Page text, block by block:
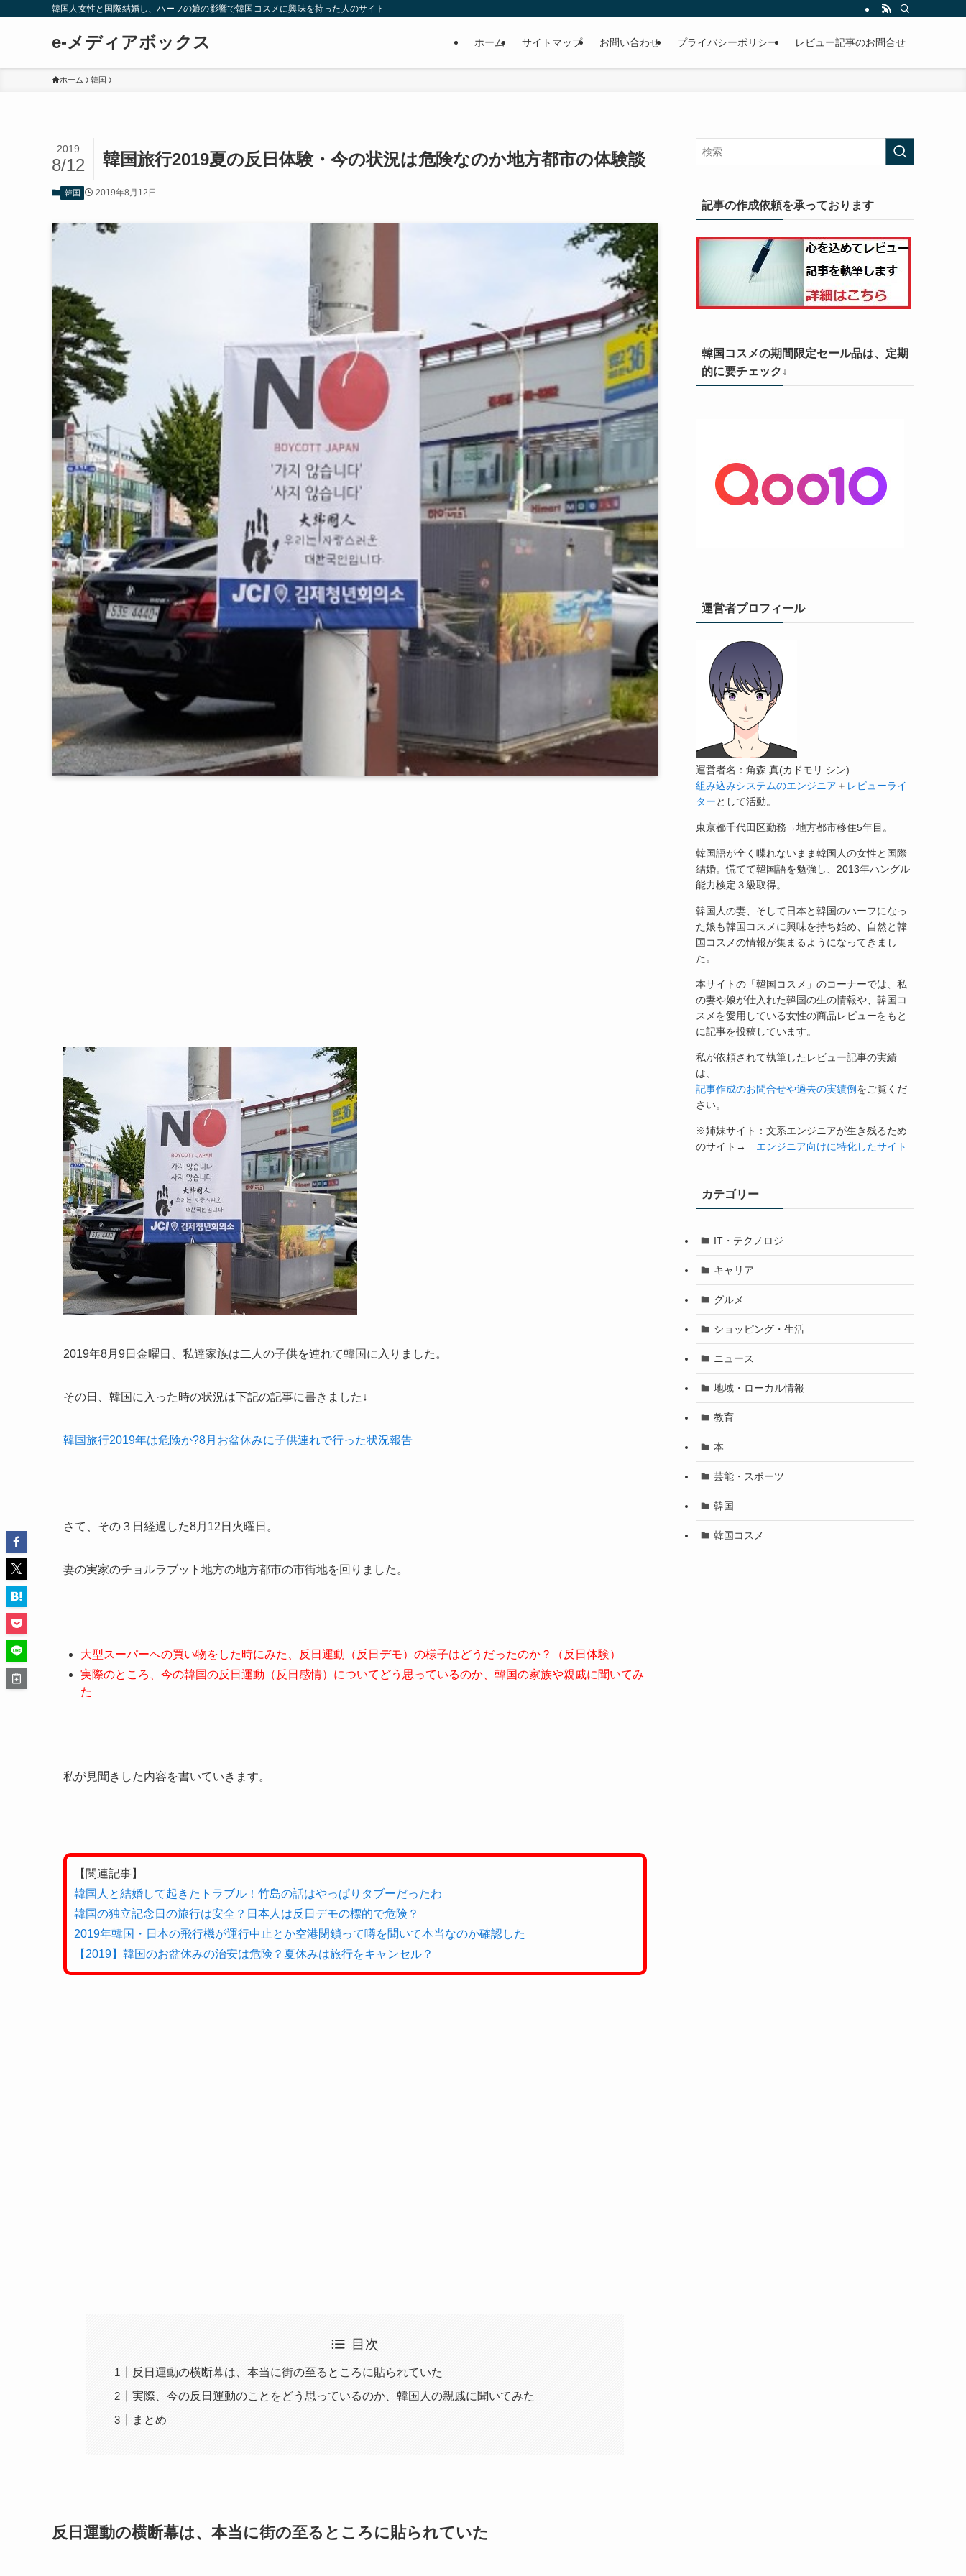
韓国人女性と国際結婚し、ハーフの娘の影響で韓国コスメに興味を持った人のサイト
e-メディアボックス ホーム サイトマップ お問い合わせ プライバシーポリシー レビュー記事のお問合せ
ホーム 韓国
韓国旅行2019夏の反日体験・今の状況は危険なのか地方都市の体験談
2019
8/12
韓国 2019年8月12日
2019年8月9日金曜日、私達家族は二人の子供を連れて韓国に入りました。
その日、韓国に入った時の状況は下記の記事に書きました↓
韓国旅行2019年は危険か?8月お盆休みに子供連れで行った状況報告
さて、その３日経過した8月12日火曜日。
妻の実家のチョルラブット地方の地方都市の市街地を回りました。
大型スーパーへの買い物をした時にみた、反日運動（反日デモ）の様子はどうだったのか？（反日体験）
実際のところ、今の韓国の反日運動（反日感情）についてどう思っているのか、韓国の家族や親戚に聞いてみ
た
私が見聞きした内容を書いていきます。
【関連記事】
韓国人と結婚して起きたトラブル！竹島の話はやっぱりタブーだったわ
韓国の独立記念日の旅行は安全？日本人は反日デモの標的で危険？
2019年韓国・日本の飛行機が運行中止とか空港閉鎖って噂を聞いて本当なのか確認した
【2019】韓国のお盆休みの治安は危険？夏休みは旅行をキャンセル？
目次
反日運動の横断幕は、本当に街の至るところに貼られていた
実際、今の反日運動のことをどう思っているのか、韓国人の親戚に聞いてみた
まとめ
反日運動の横断幕は、本当に街の至るところに貼られていた
記事の作成依頼を承っております
韓国コスメの期間限定セール品は、定期
的に要チェック↓
運営者プロフィール
運営者名：角森 真(カドモリ シン)
組み込みシステムのエンジニア ＋ レビューライ
ターとして活動。
東京都千代田区勤務→地方都市移住5年目。
韓国語が全く喋れないまま韓国人の女性と国際
結婚。慌てて韓国語を勉強し、2013年ハングル
能力検定３級取得。
韓国人の妻、そして日本と韓国のハーフになっ
た娘も韓国コスメに興味を持ち始め、自然と韓
国コスメの情報が集まるようになってきまし
た。
本サイトの「韓国コスメ」のコーナーでは、私
の妻や娘が仕入れた韓国の生の情報や、韓国コ
スメを愛用している女性の商品レビューをもと
に記事を投稿しています。
私が依頼されて執筆したレビュー記事の実績
は、
記事作成のお問合せや過去の実績例 をご覧くだ
さい。
※姉妹サイト：文系エンジニアが生き残るため
のサイト→ エンジニア向けに特化したサイト
カテゴリー
IT・テクノロジ
キャリア
グルメ
ショッピング・生活
ニュース
地域・ローカル情報
教育
本
芸能・スポーツ
韓国
韓国コスメ